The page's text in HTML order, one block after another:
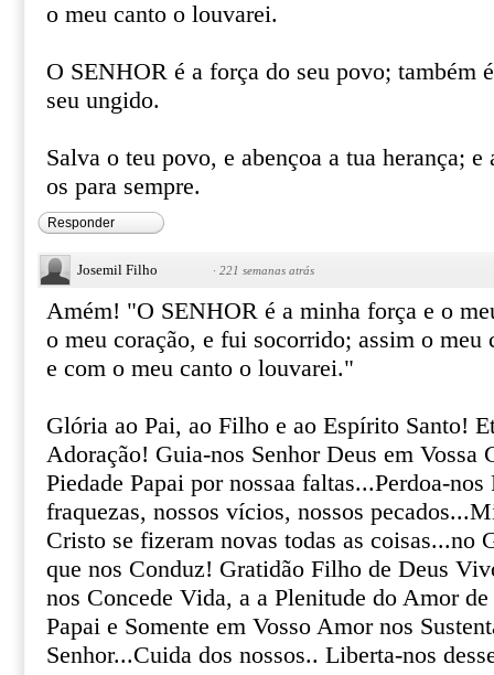
o meu canto o louvarei.
O SENHOR é a força do seu povo; também
seu ungido.
Salva o teu povo, e abençoa a tua herança; e
os para sempre.
Responder
Josemil Filho · 221 semanas atrás
Amém! "O SENHOR é a minha força e o
o meu coração, e fui socorrido; assim o meu
e com o meu canto o louvarei."
Glória ao Pai, ao Filho e ao Espírito Santo!
Adoração! Guia-nos Senhor Deus em Vossa
Piedade Papai por nossaa faltas...Perdoa-nos
fraquezas, nossos vícios, nossos
Cristo se fizeram novas todas as coisas...no
que nos Conduz! Gratidão Filho de Deus
nos Concede Vida, a a Plenitude do Amor
Papai e Somente em Vosso Amor nos
Senhor...Cuida dos nossos.. Liberta-nos